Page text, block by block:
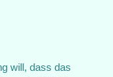
will, dass das